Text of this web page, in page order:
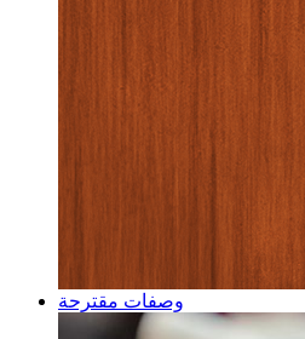
وصفات مقترحة